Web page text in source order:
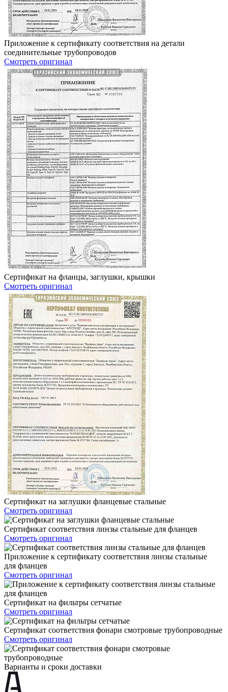
Приложение к сертификату соответствия на детали
соединительные трубопроводов
Смотреть оригинал
Сертификат на фланцы, заглушки, крышки
Смотреть оригинал
Сертификат на заглушки фланцевые стальные
Смотреть оригинал
Сертификат соответствия линзы стальные для фланцев
Смотреть оригинал
Приложение к сертификату соответствия линзы стальные
для фланцев
Смотреть оригинал
Сертификат на фильтры сетчатые
Смотреть оригинал
Сертификат соответствия фонари смотровые трубопроводные
Смотреть оригинал
Варианты и сроки доставки